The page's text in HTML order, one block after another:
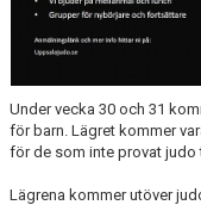
SHOP
Under vecka 30 och 31
för barn. Lägret kommer
för de som inte provat judo
Lägrena kommer utöver